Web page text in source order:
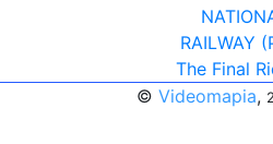
RAILWAY
The Final
© Videomapia,